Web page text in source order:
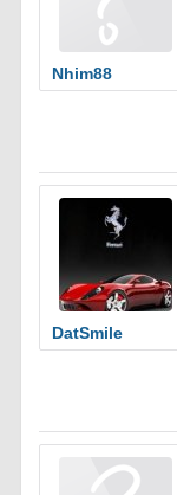
Nhim88
DatSmile